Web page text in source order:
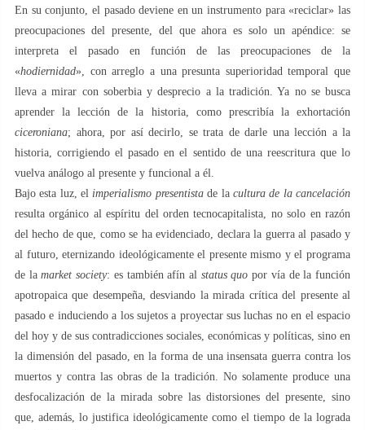
En su conjunto, el pasado deviene en un instrumento para «reciclar» las
preocupaciones del presente, del que ahora es solo un apéndice: se
interpreta el pasado en función de las preocupaciones de la
«hodiernidad», con arreglo a una presunta superioridad temporal que
lleva a mirar con soberbia y desprecio a la tradición. Ya no se busca
aprender la lección de la historia, como prescribía la exhortación
ciceroniana; ahora, por así decirlo, se trata de darle una lección a la
historia, corrigiendo el pasado en el sentido de una reescritura que lo
vuelva análogo al presente y funcional a él.
Bajo esta luz, el imperialismo presentistade la cultura de la cancelación
resulta orgánico al espíritu del orden tecnocapitalista, no solo en razón
del hecho de que, como se ha evidenciado, declara la guerra al pasado y
al futuro, eternizando ideológicamente el presente mismo y el programa
de lamarket society: es también afín al status quo por vía de la función
apotropaica que desempeña, desviando la mirada crítica del presente al
pasado e induciendo a los sujetos a proyectar sus luchas no en el espacio
del hoy y de sus contradicciones sociales, económicas y políticas, sino en
la dimensión del pasado, en la forma de una insensata guerra contra los
muertos y contra las obras de la tradición. No solamente produce una
desfocalización de la mirada sobre las distorsiones del presente, sino
que, además, lo justifica ideológicamente como el tiempo de la lograda